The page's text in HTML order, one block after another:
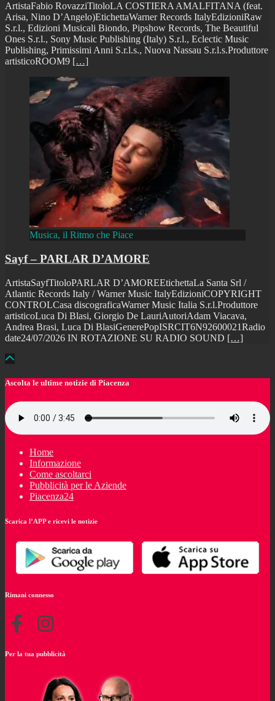
ArtistaFabio RovazziTitoloLA COSTIERA AMALFITANA (feat.
Arisa, Nino D’Angelo)EtichettaWarner Records ItalyEdizioniRaw
S.r.l., Edizioni Musicali Biondo, Pipshow Records, The Beautiful
Ones S.r.l., Sony Music Publishing (Italy) S.r.l., Eclectic Music
Publishing, Primissimi Anni S.r.l.s., Nuova Nassau S.r.l.s.Produttore
artisticoROOM9 […]
Musica, il Ritmo che Piace
Sayf – PARLAR D’AMORE
ArtistaSayfTitoloPARLAR D’AMOREEtichettaLa Santa Srl /
Atlantic Records Italy / Warner Music ItalyEdizioniCOPYRIGHT
CONTROLCasa discograficaWarner Music Italia S.r.l.Produttore
artisticoLuca Di Blasi, Giorgio De LauriAutoriAdam Viacava,
Andrea Brasi, Luca Di BlasiGenerePopISRCIT6N92600021Radio
date24/07/2026 IN ROTAZIONE SU RADIO SOUND […]
Ascolta le ultime notizie di Piacenza
Home
Informazione
Come ascoltarci
Pubblicità per le Aziende
Piacenza24
Scarica l’APP e ricevi le notizie
Rimani connesso
Per la tua pubblicità